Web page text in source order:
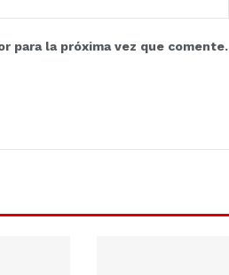
para la próxima vez que comente.